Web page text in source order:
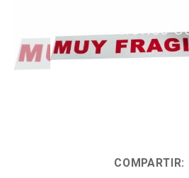
COMPARTIR: